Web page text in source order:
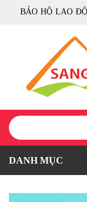
BẢO HỘ LAO
DANH MỤC